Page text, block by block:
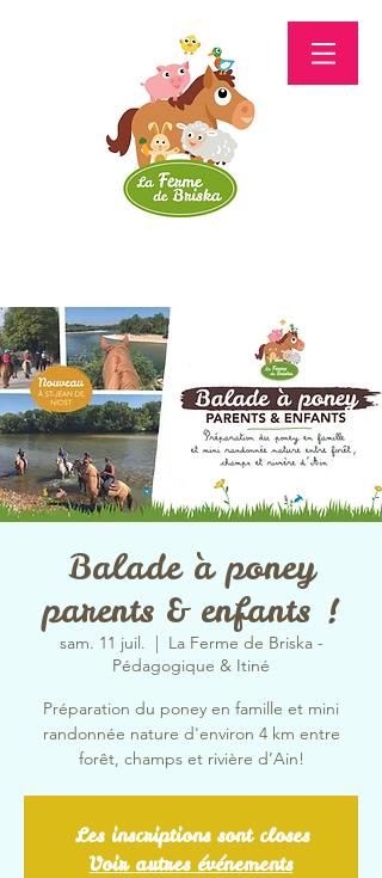
Balade à poney
parents & enfants !
sam. 11 juil.
  |
La Ferme de Briska -
Pédagogique & Itiné
Préparation du poney en famille et mini
randonnée nature d'environ 4 km entre
forêt, champs et rivière d’Ain!
Les inscriptions sont closes
Voir autres événements